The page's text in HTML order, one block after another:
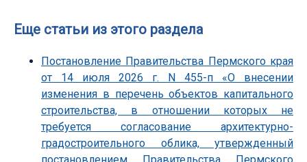
Еще статьи из этого раздела
Постановление Правительства Пермского края
от 14 июля 2026 г. N 455-п «О внесении
изменения в перечень объектов капитального
строительства, в отношении которых не
требуется согласование архитектурно-
градостроительного облика, утвержденный
постановлением Правительства Пермского